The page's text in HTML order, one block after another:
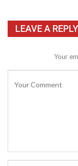
LEAVE A REPLY
Your